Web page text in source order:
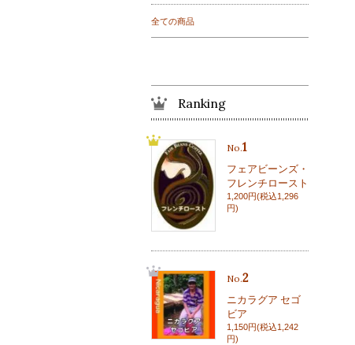
全ての商品
Ranking
No.1
フェアビーンズ・
フレンチロースト
1,200円(税込1,296
円)
No.2
ニカラグア セゴ
ビア
1,150円(税込1,242
円)